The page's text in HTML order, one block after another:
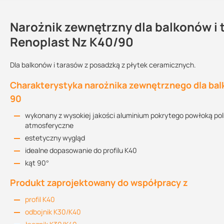
Narożnik zewnętrzny dla balkonów
Renoplast Nz K40/90
Dla balkonów i tarasów z posadzką z płytek ceramicznych.
Charakterystyka narożnika zewnętrznego dla
90
wykonany z wysokiej jakości aluminium pokrytego powłoką
atmosferyczne
estetyczny wygląd
idealne dopasowanie do profilu K40
kąt 90°
Produkt zaprojektowany do współpracy z
profil K40
odbojnik K30/K40
Dlaczego warto wybrać narożnik
warstwy drenażowej RENOPLAST Nz
przeznaczony do wykończenia krawędzi balkonów i tarasów z
montaż profili należy wykonywać w warunkach
ukształtowanie profilu umożliwia jego szczelne połączenie z
kupując ten produkt w Suez otrzymujesz profesjonalną
sztuki
tak
3.32 MB
Instrukcja montażu
1.59 MB
2.33 MB
Kontakt